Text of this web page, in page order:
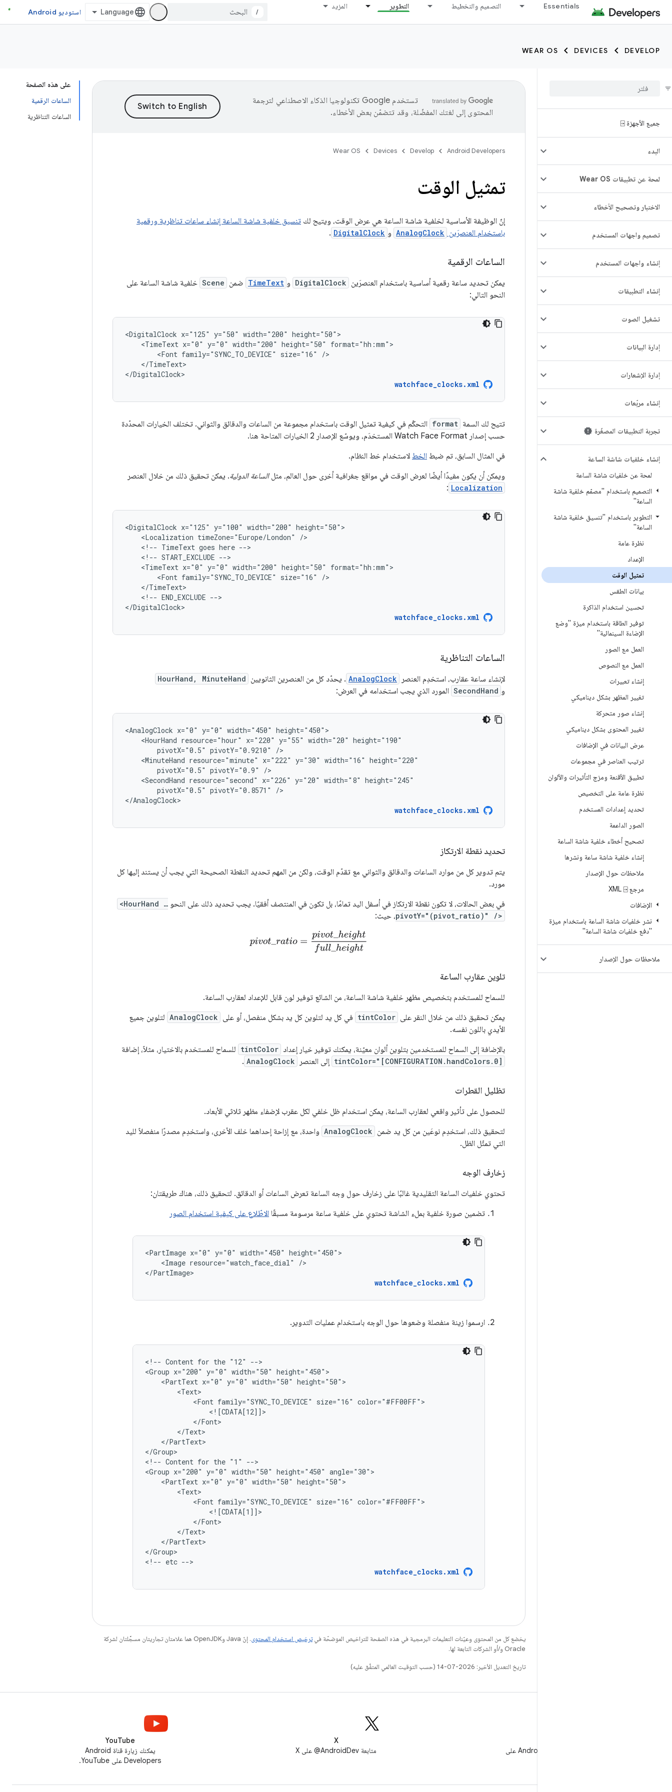
Essentials التصميم والتخطيط التطوير المزيد
/ استوديو Android
DEVELOP
DEVICES
WEAR OS
جميع الأجهزة ⍈
البدء
لمحة عن تطبيقات Wear OS
الاختبار وتصحيح الأخطاء
تصميم واجهات المستخدم
إنشاء واجهات المستخدم
إنشاء التطبيقات
تشغيل الصوت
إدارة البيانات
إدارة الإشعارات
إنشاء مربّعات
تجربة التطبيقات المصغّرة
إنشاء خلفيات شاشة الساعة
لمحة عن خلفيات شاشة الساعة
التصميم باستخدام "مصمّم خلفية شاشة
الساعة"
التطوير باستخدام "تنسيق خلفية شاشة
الساعة"
نظرة عامة
الإعداد
تمثيل الوقت
بيانات الطقس
تحسين استخدام الذاكرة
توفير الطاقة باستخدام ميزة "وضع
الإضاءة السينمائية"
العمل مع الصور
العمل مع النصوص
إنشاء تعبيرات
تغيير المظهر بشكل ديناميكي
إنشاء صور متحركة
تغيير المحتوى بشكل ديناميكي
عرض البيانات في الإضافات
ترتيب العناصر في مجموعات
تطبيق الأقنعة ومزج التأثيرات والألوان
نظرة عامة على التخصيص
تحديد إعدادات المستخدم
الصور الداعمة
تصحيح أخطاء خلفية شاشة الساعة
إنشاء خلفية شاشة ساعة ونشرها
ملاحظات حول الإصدار
مرجع XML ⍈
الإضافات
نشر خلفيات شاشة الساعة باستخدام ميزة
"دفع خلفيات شاشة الساعة"
ملاحظات حول الإصدار
على هذه الصفحة
الساعات الرقمية
الساعات التناظرية
تستخدم Google تكنولوجيا الذكاء الاصطناعي لترجمة
المحتوى إلى لغتك المفضّلة، وقد تتضمّن بعض الأخطاء.
Android Developers
Develop
Devices
Wear OS
تمثيل الوقت
إنّ الوظيفة الأساسية لخلفية شاشة الساعة هي عرض الوقت، ويتيح لك تنسيق خلفية شاشة الساعة إنشاء ساعات تناظرية ورقمية
باستخدام العنصرَين AnalogClock و DigitalClock
.
الساعات الرقمية
يمكن تحديد ساعة رقمية أساسية باستخدام العنصرَين DigitalClock و TimeText ضمن Scene خلفية شاشة الساعة على
النحو التالي:
<DigitalClock x="125" y="50" width="200"
<TimeText x="0" y="0" width="200" height="50"
<Font family="SYNC_TO_DEVICE" size="16"
</TimeText>
</DigitalClock>
watchface_clocks.xml
تتيح لك السمة format التحكّم في كيفية تمثيل الوقت باستخدام مجموعة من الساعات والدقائق والثواني. تختلف الخيارات المحدّدة
حسب إصدار Watch Face Format المستخدَم، ويوسّع الإصدار 2 الخيارات المتاحة هنا.
في المثال السابق، تم ضبط الخط لاستخدام خط النظام.
ويمكن أن يكون مفيدًا أيضًا لعرض الوقت في مواقع جغرافية أخرى حول العالم، مثلالساعة الدولية. يمكن تحقيق ذلك من خلال العنصر
Localization
:
<DigitalClock x="125" y="100" width="200"
<Localization timeZone="Europe/London"
<!-- TimeText goes here
<!-- START_EXCLUDE
<TimeText x="0" y="0" width="200" height="50"
<Font family="SYNC_TO_DEVICE" size="16"
<!-- END_EXCLUDE -->
</DigitalClock>
watchface_clocks.xml
الساعات التناظرية
لإنشاء ساعة عقارب، استخدِم العنصر AnalogClock . يحدّد كل من العنصرين الثانويين HourHand, MinuteHand
و SecondHand المورد الذي يجب استخدامه في العرض:
<AnalogClock x="0" y="0" width="450"
<HourHand resource="hour" x="220" y="55" width="20"
pivotX="0.5" pivotY="0.9210"
<MinuteHand resource="minute" x="222" y="30" width="16"
pivotX="0.5" pivotY="0.9"
<SecondHand resource="second" x="226" y="20" width="8"
pivotX="0.5" pivotY="0.8571"
/>
</AnalogClock>
watchface_clocks.xml
تحديد نقطة الارتكاز
يتم تدوير كل من موارد الساعات والدقائق والثواني مع تقدّم الوقت، ولكن من المهم تحديد النقطة الصحيحة التي يجب أن يستند إليها كل
مورد.
في بعض الحالات، لا تكون نقطة الارتكاز في أسفل اليد تمامًا، بل تكون في المنتصف أفقيًا. يجب تحديد ذلك على النحو <HourHand …
pivotY="(pivot_ratio)" />، حيث:
v _ o = t_heightull_heig
تلوين عقارب الساعة
للسماح للمستخدم بتخصيص مظهر خلفية شاشة الساعة، من الشائع توفير لون قابل للإعداد لعقارب الساعة.
يمكن تحقيق ذلك من خلال النقر على tintColor في كل يد لتلوين كل يد بشكل منفصل، أو على AnalogClock لتلوين جميع
الأيدي باللون نفسه.
بالإضافة إلى السماح للمستخدمين بتلوين ألوان معيّنة، يمكنك توفير خيار إعداد tintColor للسماح للمستخدم بالاختيار، مثلاً، إضافة
tintColor="[CONFIGURATION.handColors.0] إلى العنصر AnalogClock
.
تظليل القطرات
للحصول على تأثير واقعي لعقارب الساعة، يمكن استخدام ظل خلفي لكل عقرب لإضفاء مظهر ثلاثي الأبعاد.
لتحقيق ذلك، استخدِم نوعَين من كل يد ضمن AnalogClock واحدة، مع إزاحة إحداهما خلف الأخرى، واستخدِم مصدرًا منفصلاً لليد
التي تمثّل الظل.
زخارف الوجه
تحتوي خلفيات الساعة التقليدية غالبًا على زخارف حول وجه الساعة تعرض الساعات أو الدقائق. لتحقيق ذلك، هناك طريقتان:
تضمين صورة خلفية بملء الشاشة تحتوي على خلفية ساعة مرسومة مسبقًا الاطّلاع على كيفية استخدام الصور
<PartImage x="0" y="0" width="450"
<Image resource="watch_face_dial"
/>
</PartImage>
watchface_clocks.xml
ارسموا زينة منفصلة وضعوها حول الوجه باستخدام عمليات التدوير.
<!-- Content for the "12"
-->
<Group x="200" y="0" width="50"
<PartText x="0" y="0" width="50"
<Font family="SYNC_TO_DEVICE" size="16"
</PartText>
</Group>
<!-- Content for the "1"
-->
<Group x="200" y="0" width="50" height="450"
<PartText x="0" y="0" width="50"
<Font family="SYNC_TO_DEVICE" size="16"
</PartText>
</Group>
<!-- etc -->
watchface_clocks.xml
يخضع كل من المحتوى وعيّنات التعليمات البرمجية في هذه الصفحة للتراخيص الموضحّة فيترخيص استخدام المحتوى
. إنّ Java وOpenJDK هما علامتان تجاريتان مسجَّلتان لشركة
Oracle و/أو الشركات التابعة لها.
تاريخ التعديل الأخير: 2026-07-14 (حسب التوقيت العالمي المتفَّق عليه)
متابعة مطوّري برامج Android على
X
متابعة AndroidDev@ على X
YouTube
يمكنك زيارة قناة Android
Developers على YouTube.